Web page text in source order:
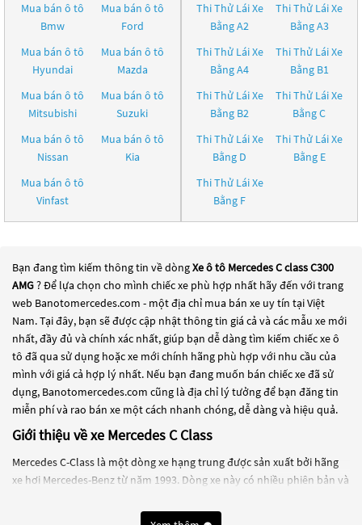
Mua bán ô tô
Bmw
Mua bán ô tô
Ford
Mua bán ô tô
Hyundai
Mua bán ô tô
Mazda
Mua bán ô tô
Mitsubishi
Mua bán ô tô
Suzuki
Mua bán ô tô
Nissan
Mua bán ô tô
Kia
Mua bán ô tô
Vinfast
Thi Thử Lái Xe
Bằng A2
Thi Thử Lái Xe
Bằng A3
Thi Thử Lái Xe
Bằng A4
Thi Thử Lái Xe
Bằng B1
Thi Thử Lái Xe
Bằng B2
Thi Thử Lái Xe
Bằng C
Thi Thử Lái Xe
Bằng D
Thi Thử Lái Xe
Bằng E
Thi Thử Lái Xe
Bằng F
Bạn đang tìm kiếm thông tin về dòngXe ô tô Mercedes C class C300
AMG? Để lựa chọn cho mình chiếc xe phù hợp nhất hãy đến với trang
web Banotomercedes.com - một địa chỉ mua bán xe uy tín tại Việt
Nam. Tại đây, bạn sẽ được cập nhật thông tin giá cả và các mẫu xe mới
nhất, đầy đủ và chính xác nhất, giúp bạn dễ dàng tìm kiếm chiếc xe ô
tô đã qua sử dụng hoặc xe mới chính hãng phù hợp với nhu cầu của
mình với giá cả hợp lý nhất. Nếu bạn đang muốn bán chiếc xe đã sử
dụng, Banotomercedes.com cũng là địa chỉ lý tưởng để bạn đăng tin
miễn phí và rao bán xe một cách nhanh chóng, dễ dàng và hiệu quả.
Giới thiệu về xe Mercedes C Class
Mercedes C-Class là một dòng xe hạng trung được sản xuất bởi hãng
xe hơi Mercedes-Benz từ năm 1993. Dòng xe này có nhiều phiên bản và
khúc như BMW 3 Series và Audi A4.